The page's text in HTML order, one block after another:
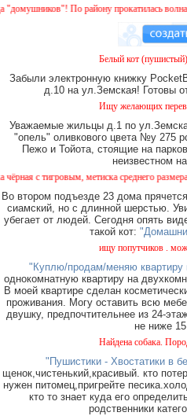
По району прокатилась волна
Белый кот (пушистый),
Забыли электронную книжку
д.10 на ул.Земская! Готовы
Ищу желающих
Уважаемые жильцы д.1 по
"опель" оливкового цвета №у 275
Пежо и Тойота, стоящие на
неизвестном
тигровым, метиска среднего размера,
Во втором подъезде 23 дома
сиамский, но с длинной шерстью.
убегает от людей. Сегодня опять
такой кот:
ищу попутчиков .
"Куплю/продам/меняю квартиру
однокомнатную квартиру на
В моей квартире сделан
проживания. Могу оставить всю
двушку, предпочтительнее из 24-
не ниже
Найдена собака.
"Пушистики - Хвостатики в
щенок,чистенький,красивый. кто
нужен питомец,пригрейте
кто то знает куда его
родственники